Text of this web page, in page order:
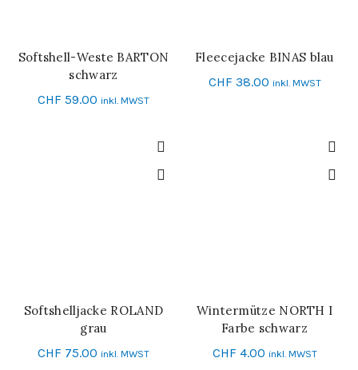
SCHNELL-EINKAUF
Softshell-Weste BARTON
schwarz
CHF 59.00 inkl. MWST
SCHNELL-EINKAUF
Fleecejacke BINAS blau
CHF 38.00 inkl. MWST
SCHNELL-EINKAUF
Softshelljacke ROLAND
grau
CHF 75.00 inkl. MWST
IN DEN WARENKORB
Wintermütze NORTH I
Farbe schwarz
CHF 4.00 inkl. MWST